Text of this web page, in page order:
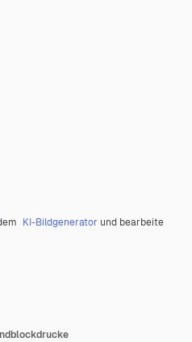
KI-Bildgenerator und bearbeite